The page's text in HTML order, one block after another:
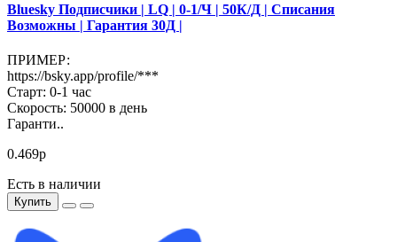
Bluesky Подписчики | LQ | 0-1/Ч | 50К/Д | Списания
Возможны | Гарантия 30Д |
ПРИМЕР:
https://bsky.app/profile/***
Старт: 0-1 час
Скорость: 50000 в день
Гаранти..
0.469р
Есть в наличии
Купить